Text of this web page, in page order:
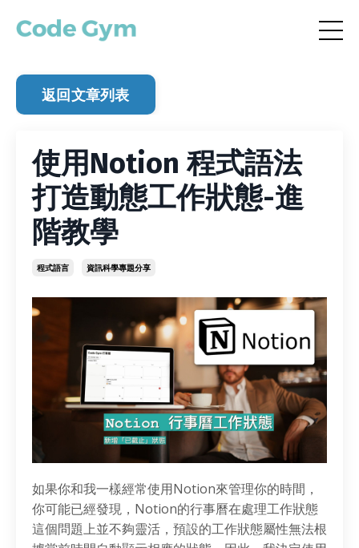
返回文章列表
使用Notion 程式語法
打造動態工作狀態-進
階教學
程式語言 資訊科學專題分享
如果你和我一樣經常使用Notion來管理你的時間，
你可能已經發現，Notion的行事曆在處理工作狀態
這個問題上並不夠靈活，預設的工作狀態屬性無法根